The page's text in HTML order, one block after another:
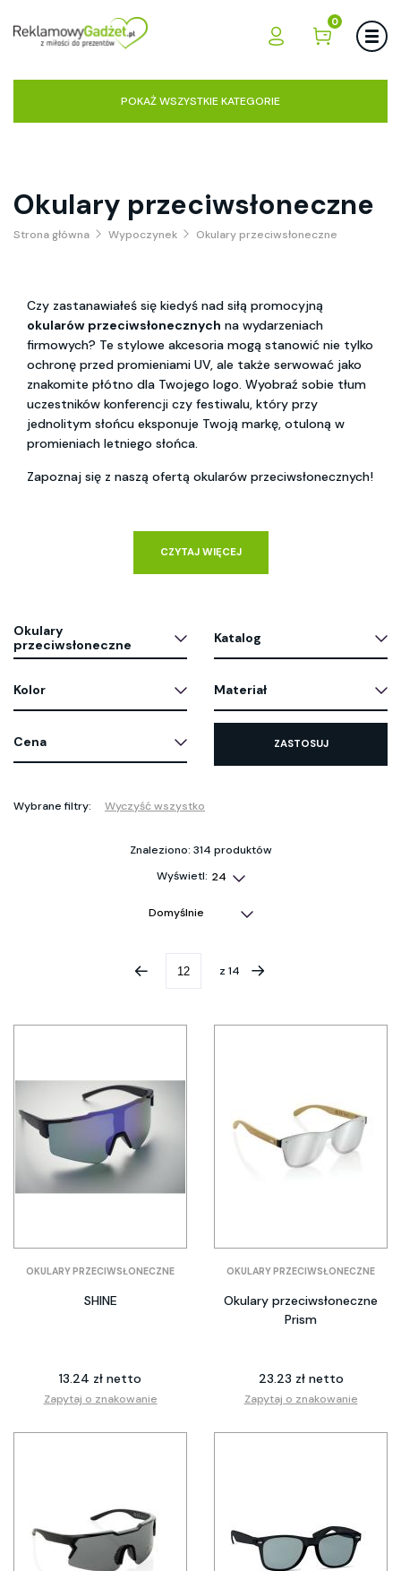
0
POKAŻ WSZYSTKIE KATEGORIE
Okulary przeciwsłoneczne
Strona główna Wypoczynek Okulary przeciwsłoneczne
okularów przeciwsłonecznych na wydarzeniach
firmowych? Te stylowe akcesoria mogą stanowić nie tylko
ochronę przed promieniami UV, ale także serwować jako
znakomite płótno dla Twojego logo. Wyobraź sobie tłum
uczestników konferencji czy festiwalu, który przy
jednolitym słońcu eksponuje Twoją markę, otuloną w
promieniach letniego słońca.
Zapoznaj się z naszą ofertą okularów przeciwsłonecznych!
CZYTAJ WIĘCEJ
Okulary
przeciwsłoneczne
Katalog
Kolor Materiał
Cena ZASTOSUJ
Wybrane filtry: Wyczyść wszystko
Znaleziono: 314 produktów
Wyświetl:
z 14
OKULARY PRZECIWSŁONECZNE
SHINE
13.24 zł netto
Zapytaj o znakowanie
OKULARY PRZECIWSŁONECZNE
Okulary przeciwsłoneczne
Prism
23.23 zł netto
Zapytaj o znakowanie